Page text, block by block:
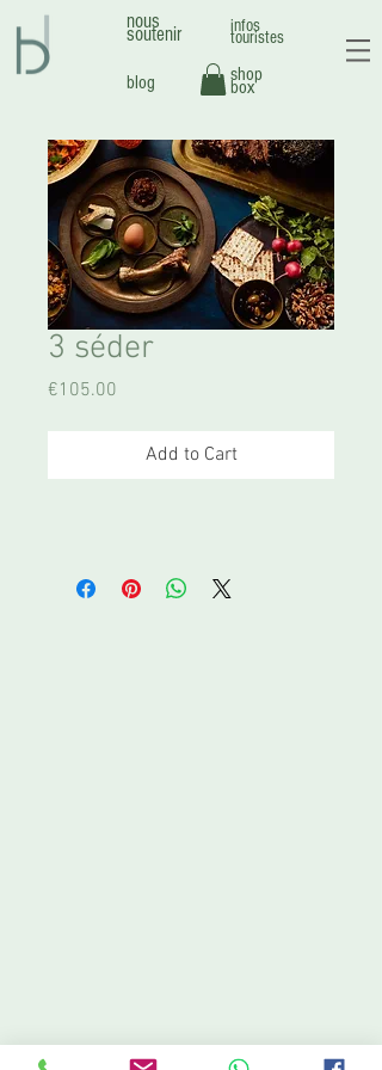
nous
soutenir infos
touristes
blog shop
box
3 séder
€105.00
Add to Cart